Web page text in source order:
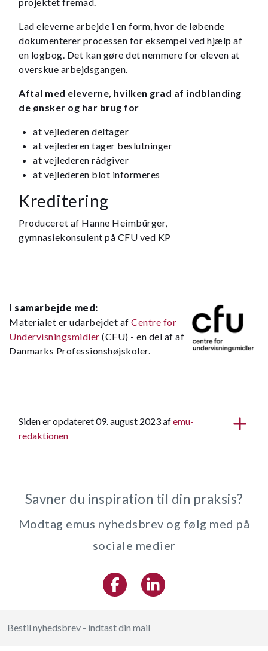
Lad eleverne arbejde i en form, hvor de løbende
dokumenterer processen for eksempel ved hjælp af
en logbog. Det kan gøre det nemmere for eleven at
overskue arbejdsgangen.
Aftal med eleverne, hvilken grad af indblanding
de ønsker og har brug for
at vejlederen deltager
at vejlederen tager beslutninger
at vejlederen rådgiver
at vejlederen blot informeres
Kreditering
Produceret af Hanne Heimbürger,
gymnasiekonsulent på CFU ved KP
I samarbejde med:
Materialet er udarbejdet af Centre for
Undervisningsmidler (CFU) - en del af af
Danmarks Professionshøjskoler.
Siden er opdateret 09. august 2023 afemu-
redaktionen
Savner du inspiration til din praksis?
Modtag emus nyhedsbrev og følg med på
sociale medier